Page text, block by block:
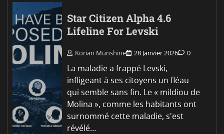
Star Citizen Alpha 4.6
Lifeline For Levski
Korian Munshine 28 Janvier 2026 0
La maladie a frappé Levski,
infligeant à ses citoyens un fléau
qui semble sans fin. Le « mildiou de
Molina », comme les habitants ont
surnommé cette maladie, s'est
révélé…